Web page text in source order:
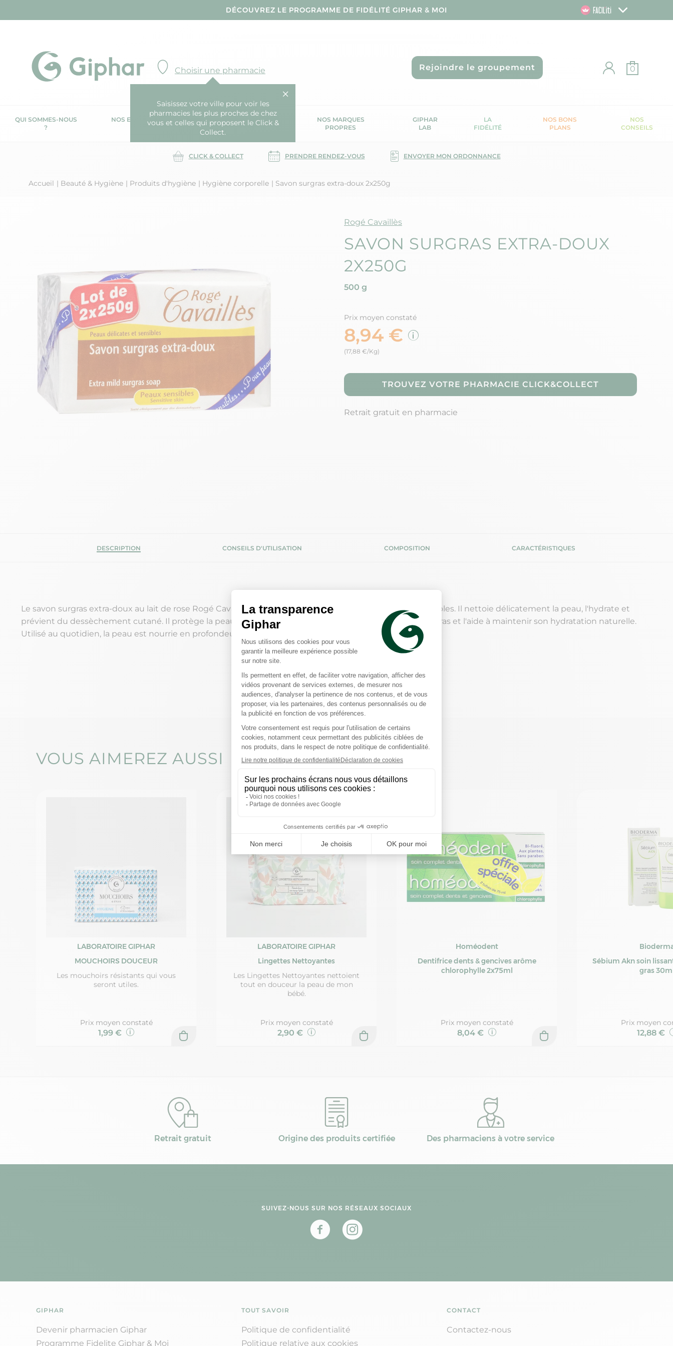
DÉCOUVREZ LE PROGRAMME DE FIDÉLITÉ GIPHAR & MOI
Choisir une pharmacie
Saisissez votre ville pour voir les
pharmacies les plus proches de chez
vous et celles qui proposent le Click &
Collect.
Rejoindre le groupement 0
QUI SOMMES-NOUS
?
NOS ENGAGEMENTS
RSE
NOS SERVICES
SANTÉ
NOS MARQUES
PROPRES
GIPHAR
LAB
LA
FIDÉLITÉ
NOS BONS
PLANS
NOS
CONSEILS
CLICK & COLLECT PRENDRE RENDEZ-VOUS ENVOYER MON ORDONNANCE
Accueil Beauté & Hygiène Produits d'hygiène Hygiène corporelle Savon surgras extra-doux 2x250g
Marque
Rogé Cavaillès
SAVON SURGRAS EXTRA-DOUX
2X250G
500 g
Prix moyen constaté
8,94 €
(17,88 €/Kg)
TROUVEZ VOTRE PHARMACIE CLICK&COLLECT
Retrait gratuit en pharmacie
DESCRIPTION CONSEILS D'UTILISATION COMPOSITION CARACTÉRISTIQUES
Le savon surgras extra-doux au lait de rose Rogé Cavaillès est un soin nettoyant destiné aux peaux sensibles. Il nettoie délicatement la peau, l'hydrate et
prévient du dessèchement cutané. Il protège la peau des agressions extérieures grâce à ses agents surgras et l'aide à maintenir son hydratation naturelle.
Utilisé au quotidien, la peau est nourrie en profondeur et retrouve sa souplesse et sa douceur.
VOUS AIMEREZ AUSSI
LABORATOIRE GIPHAR
MOUCHOIRS DOUCEUR
Les mouchoirs résistants qui vous
seront utiles.
Prix moyen constaté
1,99 €
LABORATOIRE GIPHAR
Lingettes Nettoyantes
Les Lingettes Nettoyantes nettoient
tout en douceur la peau de mon
bébé.
Prix moyen constaté
2,90 €
Homéodent
Dentifrice dents & gencives arôme
chlorophylle 2x75ml
Prix moyen constaté
8,04 €
Sébium Akn soin lissant
gras
Prix moyen
12,88 €
Retrait gratuit Origine des produits certifiée Des pharmaciens à votre service
SUIVEZ-NOUS SUR NOS RÉSEAUX SOCIAUX
GIPHAR
Devenir pharmacien Giphar
Programme Fidelite Giphar & Moi
TOUT SAVOIR
Politique de confidentialité
Politique relative aux cookies
CONTACT
Contactez-nous